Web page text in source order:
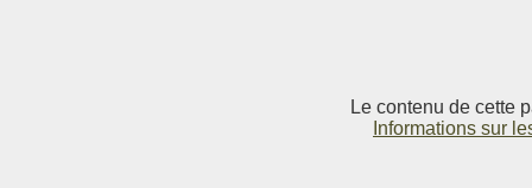
Le contenu de cette
Informations sur